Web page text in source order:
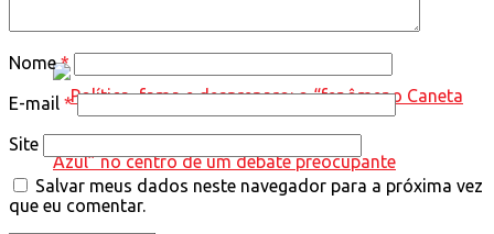
Nome*
E-mail *
Site
Salvar meus dados neste navegador para a próxima vez
que eu comentar.